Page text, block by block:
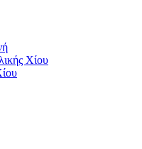
Χίου